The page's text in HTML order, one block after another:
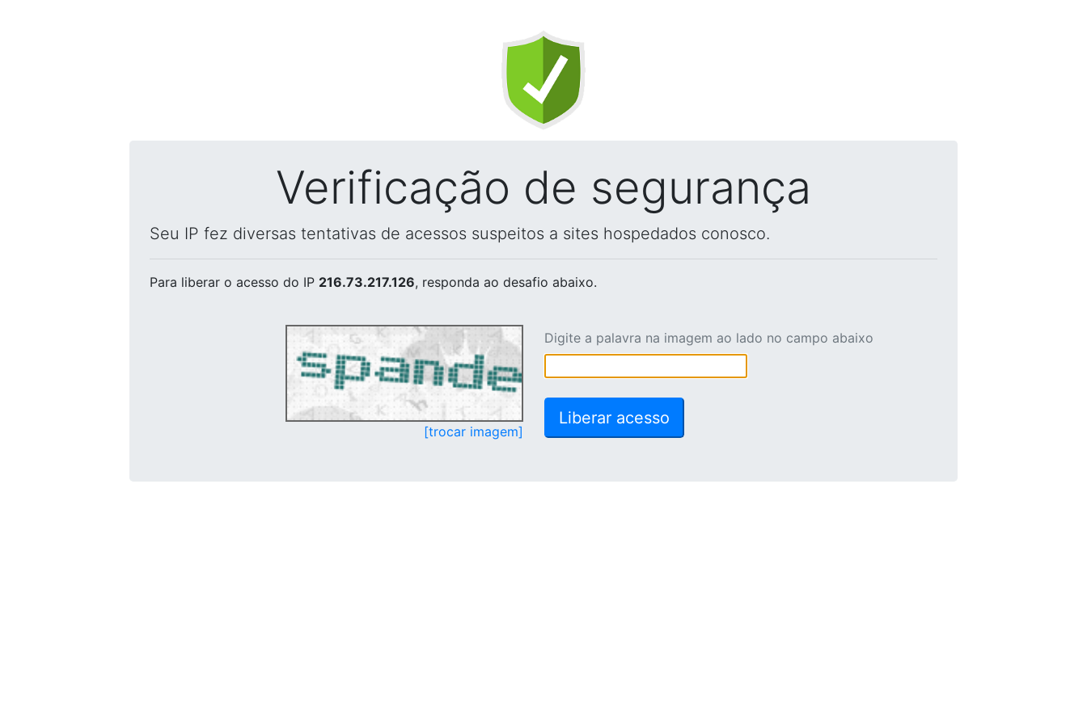
Verificação de segurança
Seu IP fez diversas tentativas de acessos suspeitos a sites hospedados conosco.
Para liberar o acesso do IP 216.73.217.126, responda ao desafio abaixo.
[trocar imagem]
Digite a palavra na imagem ao lado no campo abaixo